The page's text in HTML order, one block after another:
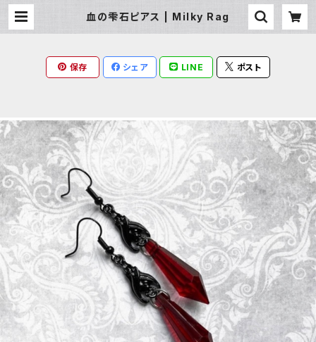
血の雫石ピアス | Milky Rag
保存 シェア LINE ポスト